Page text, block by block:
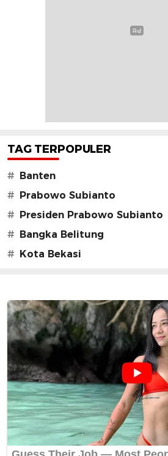
TAG TERPOPULER
# Banten
# Prabowo Subianto
# Presiden Prabowo Subianto
# Bangka Belitung
# Kota Bekasi